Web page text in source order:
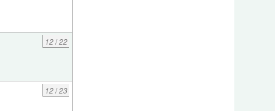
12/22
12/23